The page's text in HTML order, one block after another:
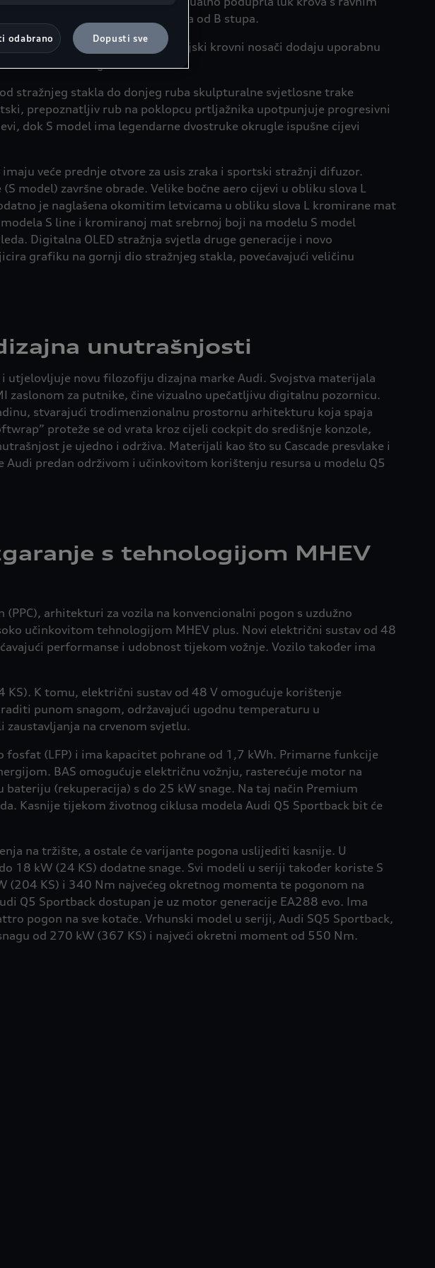
čineći liniju krova koja se spušta od B stupa.
Sportback obliku. Opcijski krovni nosači dodaju uporabnu
vizualno rastegnuti kabinu.
stražnjeg stakla do donjeg ruba skulpturalne svjetlosne trake
prepoznatljiv rub na poklopcu prtljažnika upotpunjuje progresivni
dok S model ima legendarne dvostruke okrugle ispušne cijevi
veće prednje otvore za usis zraka i sportski stražnji difuzor.
model) završne obrade. Velike bočne aero cijevi u obliku slova L
je naglašena okomitim letvicama u obliku slova L kromirane mat
S line i kromiranoj mat srebrnoj boji na modelu S model
Digitalna OLED stražnja svjetla druge generacije i novo
grafiku na gornji dio stražnjeg stakla, povećavajući veličinu
unutrašnjosti
utjelovljuje novu filozofiju dizajna marke Audi. Svojstva materijala
zaslonom za putnike, čine vizualno upečatljivu digitalnu pozornicu.
stvarajući trodimenzionalnu prostornu arhitekturu koja spaja
proteže se od vrata kroz cijeli cockpit do središnje konzole,
je ujedno i održiva. Materijali kao što su Cascade presvlake i
predan održivom i učinkovitom korištenju resursa u modelu Q5
s tehnologijom MHEV
arhitekturi za vozila na konvencionalni pogon s uzdužno
učinkovitom tehnologijom MHEV plus. Novi električni sustav od 48
performanse i udobnost tijekom vožnje. Vozilo također ima
K tomu, električni sustav od 48 V omogućuje korištenje
punom snagom, održavajući ugodnu temperaturu u
na crvenom svjetlu.
(LFP) i ima kapacitet pohrane od 1,7 kWh. Primarne funkcije
BAS omogućuje električnu vožnju, rasterećuje motor na
(rekuperacija) s do 25 kW snage. Na taj način Premium
Kasnije tijekom životnog ciklusa modela Audi Q5 Sportback bit će
na tržište, a ostale će varijante pogona uslijediti kasnije. U
18 kW (24 KS) dodatne snage. Svi modeli u seriji također koriste S
KS) i 340 Nm najvećeg okretnog momenta te pogonom na
Q5 Sportback dostupan je uz motor generacije EA288 evo. Ima
pogon na sve kotače. Vrhunski model u seriji, Audi SQ5 Sportback,
od 270 kW (367 KS) i najveći okretni moment od 550 Nm.
odabrano Dopusti sve